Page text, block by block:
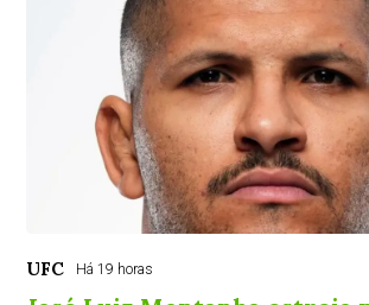
UFC Há 19 horas